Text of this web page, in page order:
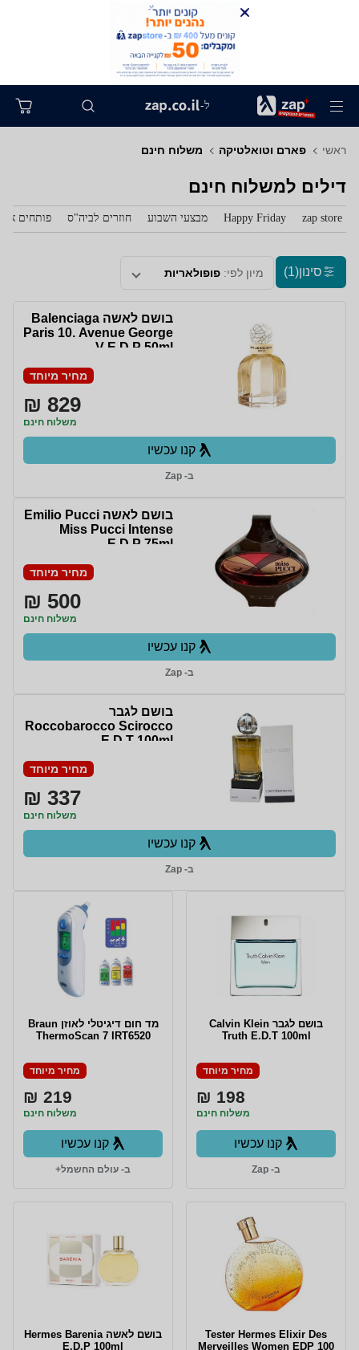
ל-
ראשי פארם וטואלטיקה משלוח חינם
דילים למשלוח חינם
zap store
Happy Friday מבצעי השבוע חוזרים לביה"ס פותחים את
סינון(1) מיון לפי: פופולאריות
בושם לאשה Balenciaga
Paris 10. Avenue George
V E.D.P 50ml
מחיר מיוחד
829 ₪
משלוח חינם
קנו עכשיו
ב- Zap
בושם לאשה Emilio Pucci
Miss Pucci Intense
E.D.P 75ml
מחיר מיוחד
500 ₪
משלוח חינם
קנו עכשיו
ב- Zap
בושם לגבר
Roccobarocco Scirocco
E.D.T 100ml
מחיר מיוחד
337 ₪
משלוח חינם
קנו עכשיו
ב- Zap
בושם לגבר Calvin Klein
Truth E.D.T 100ml
מחיר מיוחד
198 ₪
משלוח חינם
קנו עכשיו
ב- Zap
מד חום דיגיטלי לאוזן Braun
ThermoScan 7 IRT6520
מחיר מיוחד
219 ₪
משלוח חינם
קנו עכשיו
ב- עולם החשמל+
Tester Hermes Elixir Des
Merveilles Women EDP 100
בושם לאשה Hermes Barenia
E.D.P 100ml